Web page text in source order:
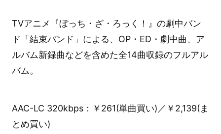
TVアニメ『ぼっち・ざ・ろっく！』の劇中バン
ド「結束バンド」による、OP・ED・劇中曲、ア
ルバム新録曲などを含めた全14曲収録のフルアル
バム。
AAC-LC 320kbps：￥261(単曲買い)／￥2,139(ま
とめ買い)